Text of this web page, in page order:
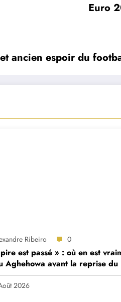
Euro
ancien espoir du
Ribeiro 0
est passé » : où en est
Aghehowa avant la reprise du
?
2026